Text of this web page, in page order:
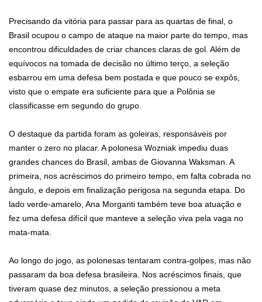
Precisando da vitória para passar para as quartas de final, o
Brasil ocupou o campo de ataque na maior parte do tempo, mas
encontrou dificuldades de criar chances claras de gol. Além de
equívocos na tomada de decisão no último terço, a seleção
esbarrou em uma defesa bem postada e que pouco se expôs,
visto que o empate era suficiente para que a Polônia se
classificasse em segundo do grupo.
O destaque da partida foram as goleiras, responsáveis por
manter o zero no placar. A polonesa Wozniak impediu duas
grandes chances do Brasil, ambas de Giovanna Waksman. A
primeira, nos acréscimos do primeiro tempo, em falta cobrada no
ângulo, e depois em finalização perigosa na segunda etapa. Do
lado verde-amarelo, Ana Morganti também teve boa atuação e
fez uma defesa difícil que manteve a seleção viva pela vaga no
mata-mata.
Ao longo do jogo, as polonesas tentaram contra-golpes, mas não
passaram da boa defesa brasileira. Nos acréscimos finais, que
tiveram quase dez minutos, a seleção pressionou a meta